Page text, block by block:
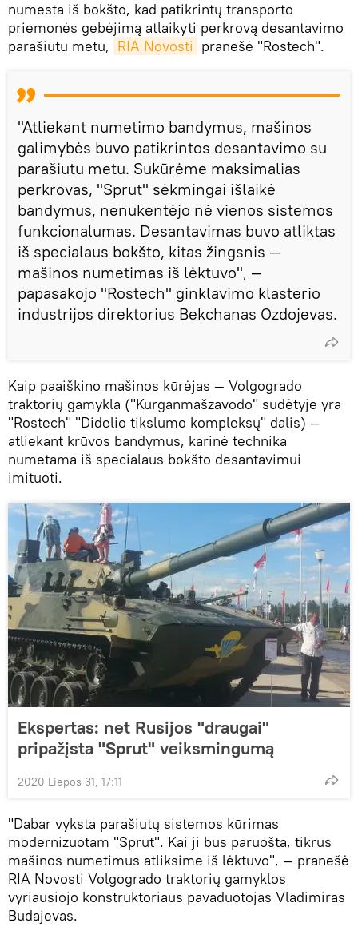
numesta iš bokšto, kad patikrintų transporto
priemonės gebėjimą atlaikyti perkrovą desantavimo
parašiutu metu, RIA Novosti pranešė "Rostech".
"Atliekant numetimo bandymus, mašinos
galimybės buvo patikrintos desantavimo su
parašiutu metu. Sukūrėme maksimalias
perkrovas, "Sprut" sėkmingai išlaikė
bandymus, nenukentėjo nė vienos sistemos
funkcionalumas. Desantavimas buvo atliktas
iš specialaus bokšto, kitas žingsnis —
mašinos numetimas iš lėktuvo", —
papasakojo "Rostech" ginklavimo klasterio
industrijos direktorius Bekchanas Ozdojevas.
Kaip paaiškino mašinos kūrėjas — Volgogrado
traktorių gamykla ("Kurganmašzavodo" sudėtyje yra
"Rostech" "Didelio tikslumo kompleksų" dalis) —
atliekant krūvos bandymus, karinė technika
numetama iš specialaus bokšto desantavimui
imituoti.
Ekspertas: net Rusijos "draugai"
pripažįsta "Sprut" veiksmingumą
2020 Liepos 31, 17:11
"Dabar vyksta parašiutų sistemos kūrimas
modernizuotam "Sprut". Kai ji bus paruošta, tikrus
mašinos numetimus atliksime iš lėktuvo", — pranešė
RIA Novosti Volgogrado traktorių gamyklos
vyriausiojo konstruktoriaus pavaduotojas Vladimiras
Budajevas.